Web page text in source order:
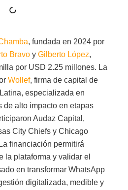
, fundada en 2024 por
Bravo y Gilberto López,
por USD 2.25 millones. La
Wollef, firma de capital de
especializada en
de alto impacto en etapas
Audaz Capital,
City Chiefs y Chicago
financiación permitirá
la plataforma y validar el
en transformar WhatsApp
digitalizada, medible y